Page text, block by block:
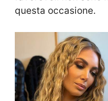
questa occasione.